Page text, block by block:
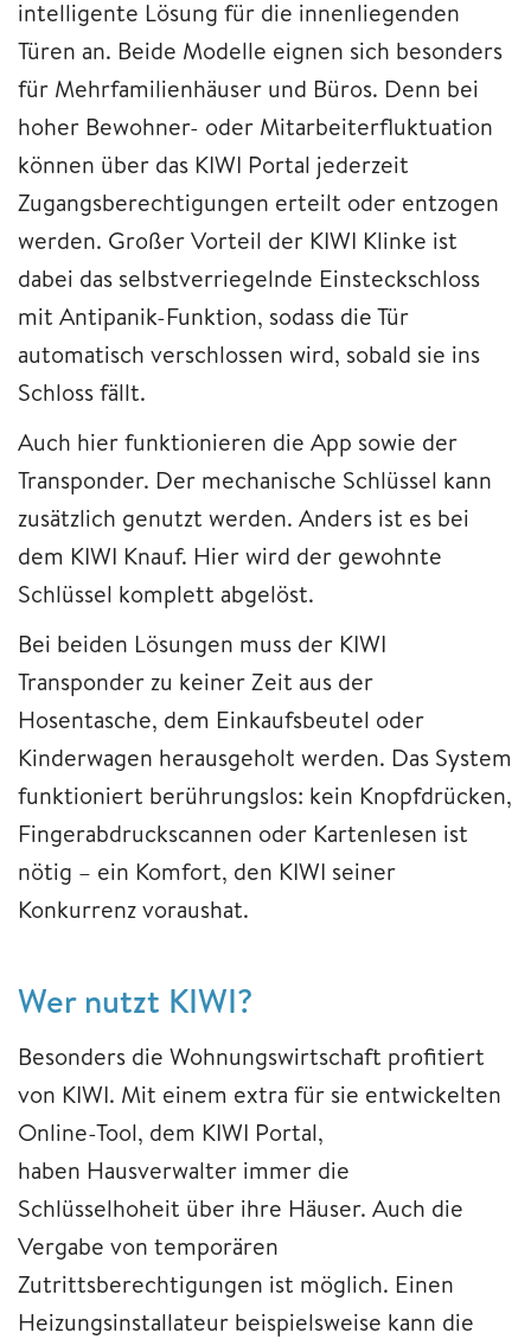
intelligente Lösung für die innenliegenden
Türen an. Beide Modelle eignen sich besonders
für Mehrfamilienhäuser und Büros. Denn bei
hoher Bewohner- oder Mitarbeiterfluktuation
können über das KIWI Portal jederzeit
Zugangsberechtigungen erteilt oder entzogen
werden. Großer Vorteil der KIWI Klinke ist
dabei das selbstverriegelnde Einsteckschloss
mit Antipanik-Funktion, sodass die Tür
automatisch verschlossen wird, sobald sie ins
Schloss fällt.
Auch hier funktionieren die App sowie der
Transponder. Der mechanische Schlüssel kann
zusätzlich genutzt werden. Anders ist es bei
dem KIWI Knauf. Hier wird der gewohnte
Schlüssel komplett abgelöst.
Bei beiden Lösungen muss der KIWI
Transponder zu keiner Zeit aus der
Hosentasche, dem Einkaufsbeutel oder
Kinderwagen herausgeholt werden. Das System
funktioniert berührungslos: kein Knopfdrücken,
Fingerabdruckscannen oder Kartenlesen ist
nötig – ein Komfort, den KIWI seiner
Konkurrenz voraushat.
Wer nutzt KIWI?
Besonders die Wohnungswirtschaft profitiert
von KIWI. Mit einem extra für sie entwickelten
Online-Tool, dem KIWI Portal,
haben Hausverwalter immer die
Schlüsselhoheit über ihre Häuser. Auch die
Vergabe von temporären
Zutrittsberechtigungen ist möglich. Einen
Heizungsinstallateur beispielsweise kann die